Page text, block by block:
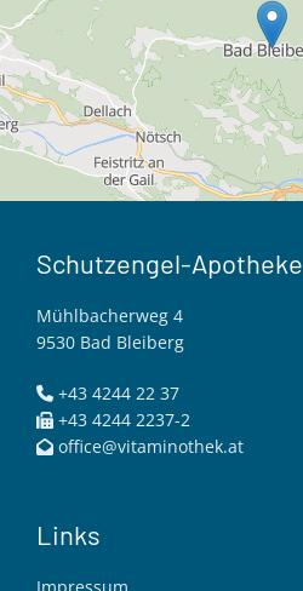
Schutzengel-Apotheke
Mühlbacherweg 4
9530 Bad Bleiberg
 +43 4244 22 37
 +43 4244 2237-2
 office@vitaminothek.at
Links